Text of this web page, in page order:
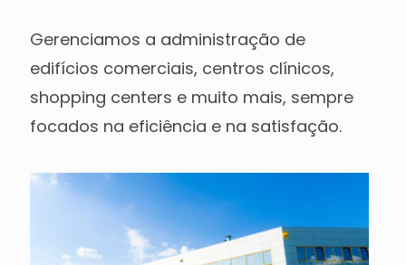
Gerenciamos a administração de
edifícios comerciais, centros clínicos,
shopping centers e muito mais, sempre
focados na eficiência e na satisfação.